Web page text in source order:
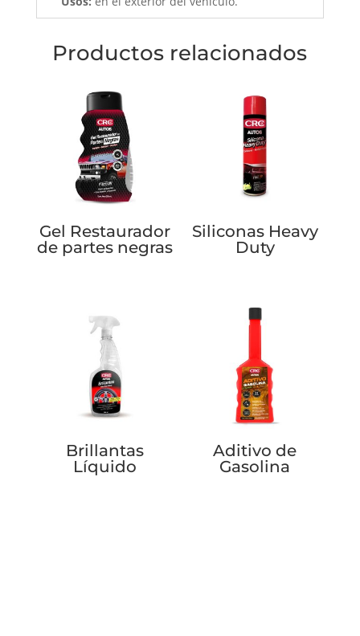
Productos relacionados
Gel Restaurador
de partes negras
Siliconas Heavy
Duty
Brillantas
Líquido
Aditivo de
Gasolina